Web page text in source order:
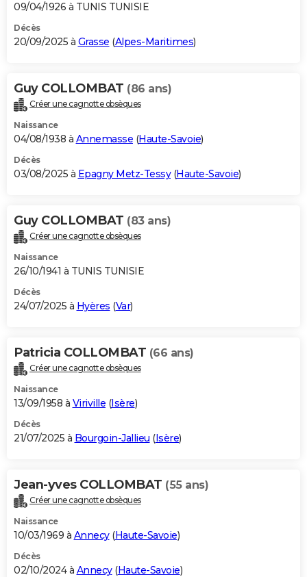
09/04/1926 à TUNIS TUNISIE
Décès
20/09/2025 à Grasse (Alpes-Maritimes)
Guy COLLOMBAT (86 ans)
Créer une cagnotte obsèques
Naissance
04/08/1938 à Annemasse (Haute-Savoie)
Décès
03/08/2025 à Epagny Metz-Tessy(Haute-Savoie)
Guy COLLOMBAT (83 ans)
Créer une cagnotte obsèques
Naissance
26/10/1941 à TUNIS TUNISIE
Décès
24/07/2025 à Hyères (Var)
Patricia COLLOMBAT (66 ans)
Créer une cagnotte obsèques
Naissance
13/09/1958 à Viriville (Isère)
Décès
21/07/2025 à Bourgoin-Jallieu (Isère)
Jean-yves COLLOMBAT (55 ans)
Créer une cagnotte obsèques
Naissance
10/03/1969 à Annecy(Haute-Savoie)
Décès
02/10/2024 à Annecy(Haute-Savoie)